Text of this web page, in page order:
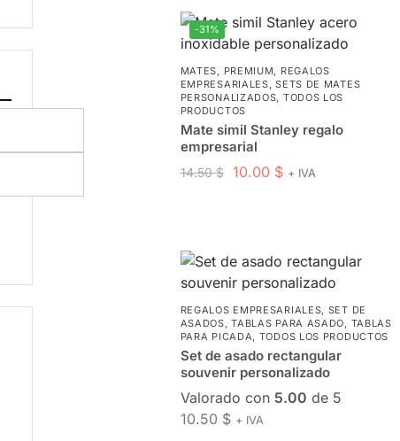
-31%
MATES PREMIUM
REGALOS
EMPRESARIALES ,SETS DE MATES
PERSONALIZADOS TODOS LOS
PRODUCTOS
Mate simil Stanley regalo
empresarial
14.50$ 10.00 $ + IVA
REGALOS EMPRESARIALES SET DE
ASADOS ,TABLAS PARA ASADO
TABLAS
PARA PICADA
TODOS LOS PRODUCTOS
Set de asado rectangular
souvenir personalizado
Valorado con 5.00 de 5
10.50 $ + IVA